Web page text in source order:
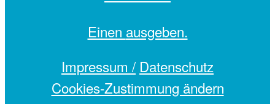
Einen ausgeben.
Impressum / Datenschutz
Cookies-Zustimmung ändern